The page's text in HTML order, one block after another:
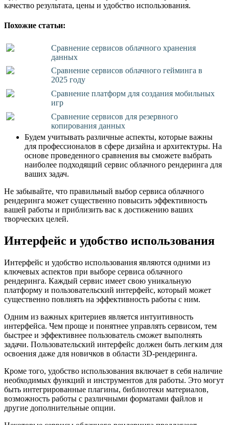
качество результата, цены и удобство использования.
Похожие статьи:
Сравнение сервисов облачного хранения
данных
Сравнение сервисов облачного гейминга в
2025 году
Сравнение платформ для создания мобильных
игр
Сравнение сервисов для резервного
копирования данных
Будем учитывать различные аспекты, которые важны
для профессионалов в сфере дизайна и архитектуры. На
основе проведенного сравнения вы сможете выбрать
наиболее подходящий сервис облачного рендеринга для
ваших задач.
Не забывайте, что правильный выбор сервиса облачного
рендеринга может существенно повысить эффективность
вашей работы и приблизить вас к достижению ваших
творческих целей.
Интерфейс и удобство использования
Интерфейс и удобство использования являются одними из
ключевых аспектов при выборе сервиса облачного
рендеринга. Каждый сервис имеет свою уникальную
платформу и пользовательский интерфейс, который может
существенно повлиять на эффективность работы с ним.
Одним из важных критериев является интуитивность
интерфейса. Чем проще и понятнее управлять сервисом, тем
быстрее и эффективнее пользователь сможет выполнять
задачи. Пользовательский интерфейс должен быть легким для
освоения даже для новичков в области 3D-рендеринга.
Кроме того, удобство использования включает в себя наличие
необходимых функций и инструментов для работы. Это могут
быть интегрированные плагины, библиотеки материалов,
возможность работы с различными форматами файлов и
другие дополнительные опции.